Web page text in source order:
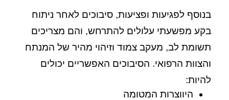
בנוסף לפגיעות ופציעות, סיבוכים לאחר ניתוח
בקע מפשעתי עלולים להתרחש, והם מצריכים
תשומת לב, מעקב צמוד וזיהוי מהיר של המנתח
והצוות הרפואי. הסיבוכים האפשריים יכולים
להיות:
היווצרות המטומה